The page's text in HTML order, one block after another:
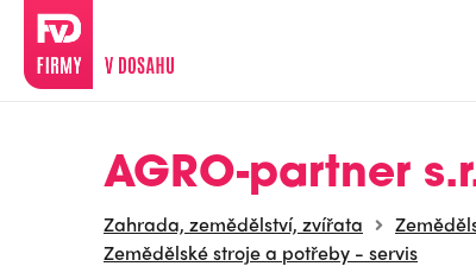
AGRO-partner
Zahrada, zemědělství, zvířata
Zemědělské stroje a potřeby - servis